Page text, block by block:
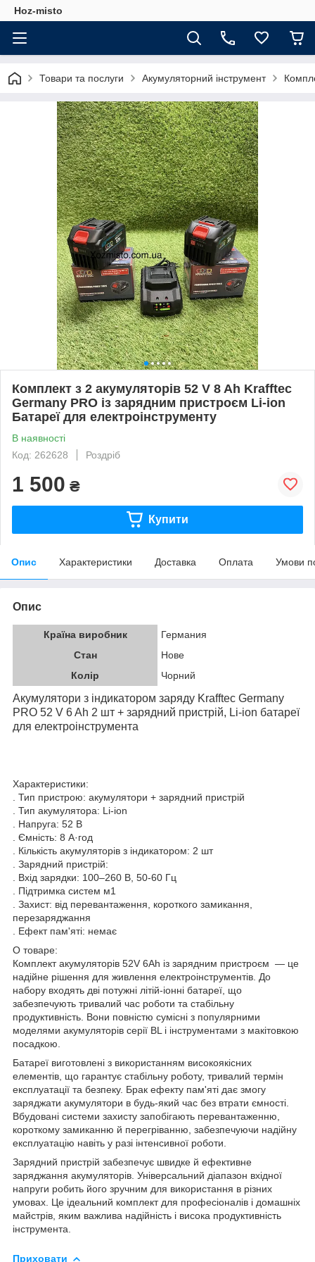
Hoz-misto
Товари та послуги Акумуляторний інструмент
Комплект з 2 акумуляторів 52 V 8 Ah Krafftec
Germany PRO із зарядним пристроєм Li-ion
Батареї для електроінструменту
В наявності
Код: 262628
Роздріб
1 500 ₴
Купити
Опис Характеристики Доставка Оплата Умови
Опис
Країна виробник
Германия
Стан
Нове
Колір
Чорний
Акумулятори з індикатором заряду Krafftec Germany
PRO 52 V 6 Ah 2 шт + зарядний пристрій, Li-ion батареї
для електроінструмента
Характеристики:
. Тип пристрою: акумулятори + зарядний пристрій
. Тип акумулятора: Li-ion
. Напруга: 52 В
. Ємність: 8 А·год
. Кількість акумуляторів з індикатором: 2 шт
. Зарядний пристрій:
. Вхід зарядки: 100–260 В, 50-60 Гц
. Підтримка систем м1
. Захист: від перевантаження, короткого замикання,
перезаряджання
. Ефект пам'яті: немає
О товаре:
Комплект акумуляторів 52V 6Ah із зарядним пристроєм — це
надійне рішення для живлення електроінструментів. До
набору входять дві потужні літій-іонні батареї, що
забезпечують тривалий час роботи та стабільну
продуктивність. Вони повністю сумісні з популярними
моделями акумуляторів серії BL і інструментами з макітовкою
посадкою.
Батареї виготовлені з використанням високоякісних
елементів, що гарантує стабільну роботу, тривалий термін
експлуатації та безпеку. Брак ефекту пам'яті дає змогу
заряджати акумулятори в будь-який час без втрати ємності.
Вбудовані системи захисту запобігають перевантаженню,
короткому замиканню й перегріванню, забезпечуючи надійну
експлуатацію навіть у разі інтенсивної роботи.
Зарядний пристрій забезпечує швидке й ефективне
заряджання акумуляторів. Універсальний діапазон вхідної
напруги робить його зручним для використання в різних
умовах. Це ідеальний комплект для професіоналів і домашніх
майстрів, яким важлива надійність і висока продуктивність
інструмента.
Приховати